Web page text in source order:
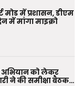
में प्रशासन, डीएम
में मांगा माइक्रो
अभियान को लेकर
ने की समीक्षा बैठक…